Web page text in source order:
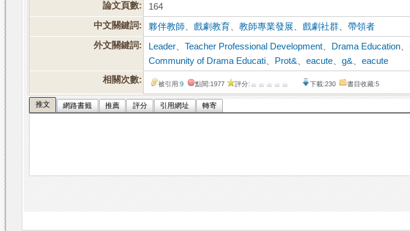
論文頁數:
164
中文關鍵詞:
夥伴教師 戲劇教育 、教師專業發展 戲劇社群 、帶領者
外文關鍵詞:
Leader 、Teacher Professional Development Drama Education
Community of Drama Educati
Prot& 、eacute 、g& 、eacute
相關次數:
被引用:9 點閱:1977 評分: 下載:230 書目收藏:5
推文 網路書籤 推薦 評分 引用網址 轉寄